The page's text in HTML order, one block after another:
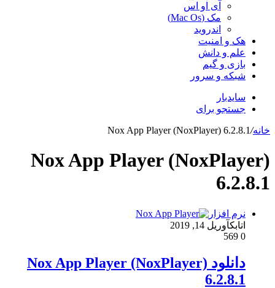
آی او اس
مک (Mac Os)
اندروید
هک و امنیت
علم و دانش
بازی و گیم
شبکه و سرور
سایدبار
جستجو برای
خانه/
Nox App Player (NoxPlayer) 6.2.8.1
Nox App Player (NoxPlayer)
6.2.8.1
نرم افزار
اتابکآوریل 14, 2019
0
دانلود Nox App Player (NoxPlayer)
6.2.8.1